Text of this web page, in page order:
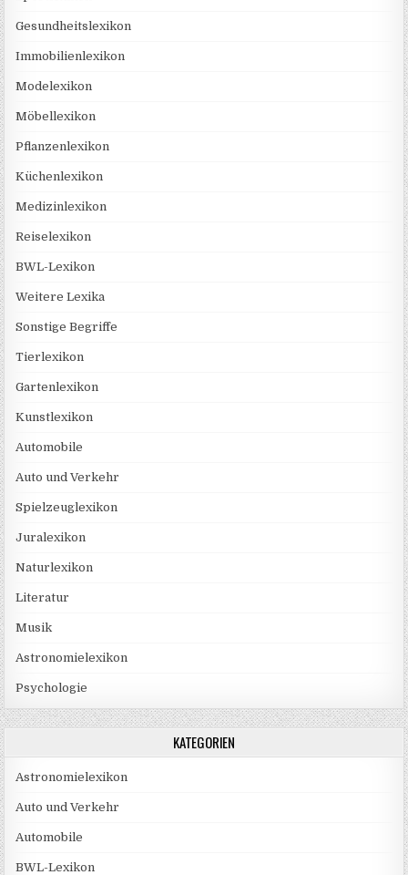
Gesundheitslexikon
Immobilienlexikon
Modelexikon
Möbellexikon
Pflanzenlexikon
Küchenlexikon
Medizinlexikon
Reiselexikon
BWL-Lexikon
Weitere Lexika
Sonstige Begriffe
Tierlexikon
Gartenlexikon
Kunstlexikon
Automobile
Auto und Verkehr
Spielzeuglexikon
Juralexikon
Naturlexikon
Literatur
Musik
Astronomielexikon
Psychologie
KATEGORIEN
Astronomielexikon
Auto und Verkehr
Automobile
BWL-Lexikon